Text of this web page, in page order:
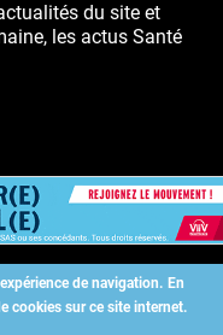
de navigation. En
cookies sur ce site internet.
du site et
les actus Santé